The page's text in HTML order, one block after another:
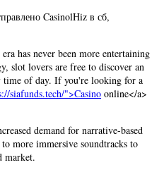
CasinolHiz в сб,
has never been more entertaining
slot lovers are free to discover an
time of day. If you're looking for a
siafunds.tech/">Casino online</a>
demand for narrative-based
more immersive soundtracks to
market.